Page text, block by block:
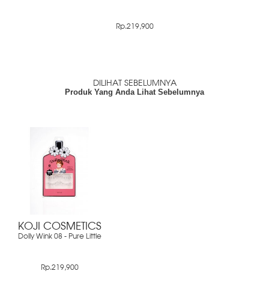
Rp.219,900
DILIHAT SEBELUMNYA
Produk Yang Anda Lihat Sebelumnya
KOJI COSMETICS
Dolly Wink 08 - Pure Little
Rp.219,900